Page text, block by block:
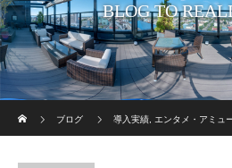
BLOG TO
ブログ
導入実績 エンタメ・アミュ